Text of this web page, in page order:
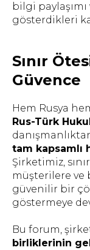
bilgi
gösterdikleri
Sınır
Güvence
Hem Rusya
Rus-Türk
tam kapsamlı
Şirketimiz,
müşterilere ve
güvenilir bir
göstermeye
Bu forum,
birliklerinin
Danışmanlık
size en uygun